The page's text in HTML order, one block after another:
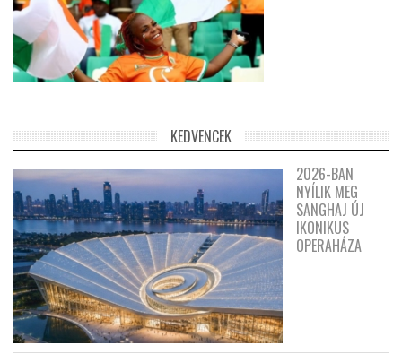
KEDVENCEK
2026-BAN
NYÍLIK MEG
SANGHAJ ÚJ
IKONIKUS
OPERAHÁZA